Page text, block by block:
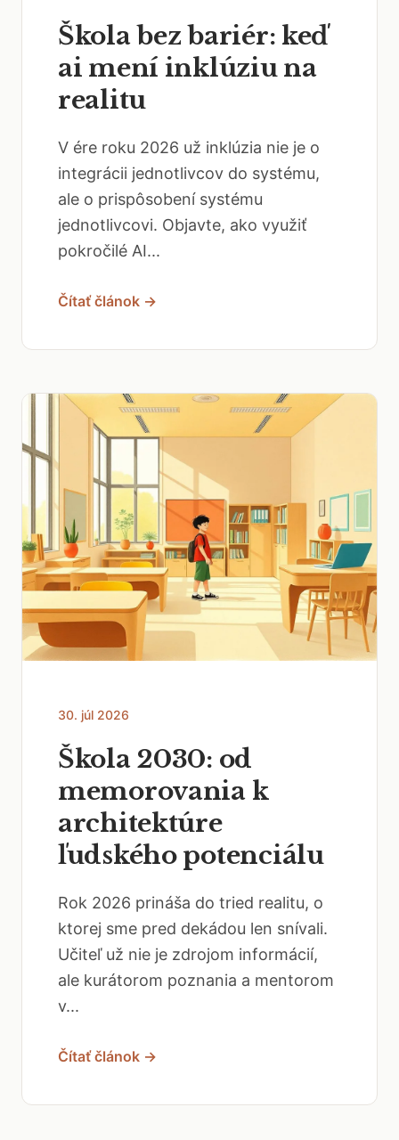
Škola bez bariér: keď
ai mení inklúziu na
realitu
V ére roku 2026 už inklúzia nie je o
integrácii jednotlivcov do systému,
ale o prispôsobení systému
jednotlivcovi. Objavte, ako využiť
pokročilé AI...
Čítať článok →
30. júl 2026
Škola 2030: od
memorovania k
architektúre
ľudského potenciálu
Rok 2026 prináša do tried realitu, o
ktorej sme pred dekádou len snívali.
Učiteľ už nie je zdrojom informácií,
ale kurátorom poznania a mentorom
v...
Čítať článok →